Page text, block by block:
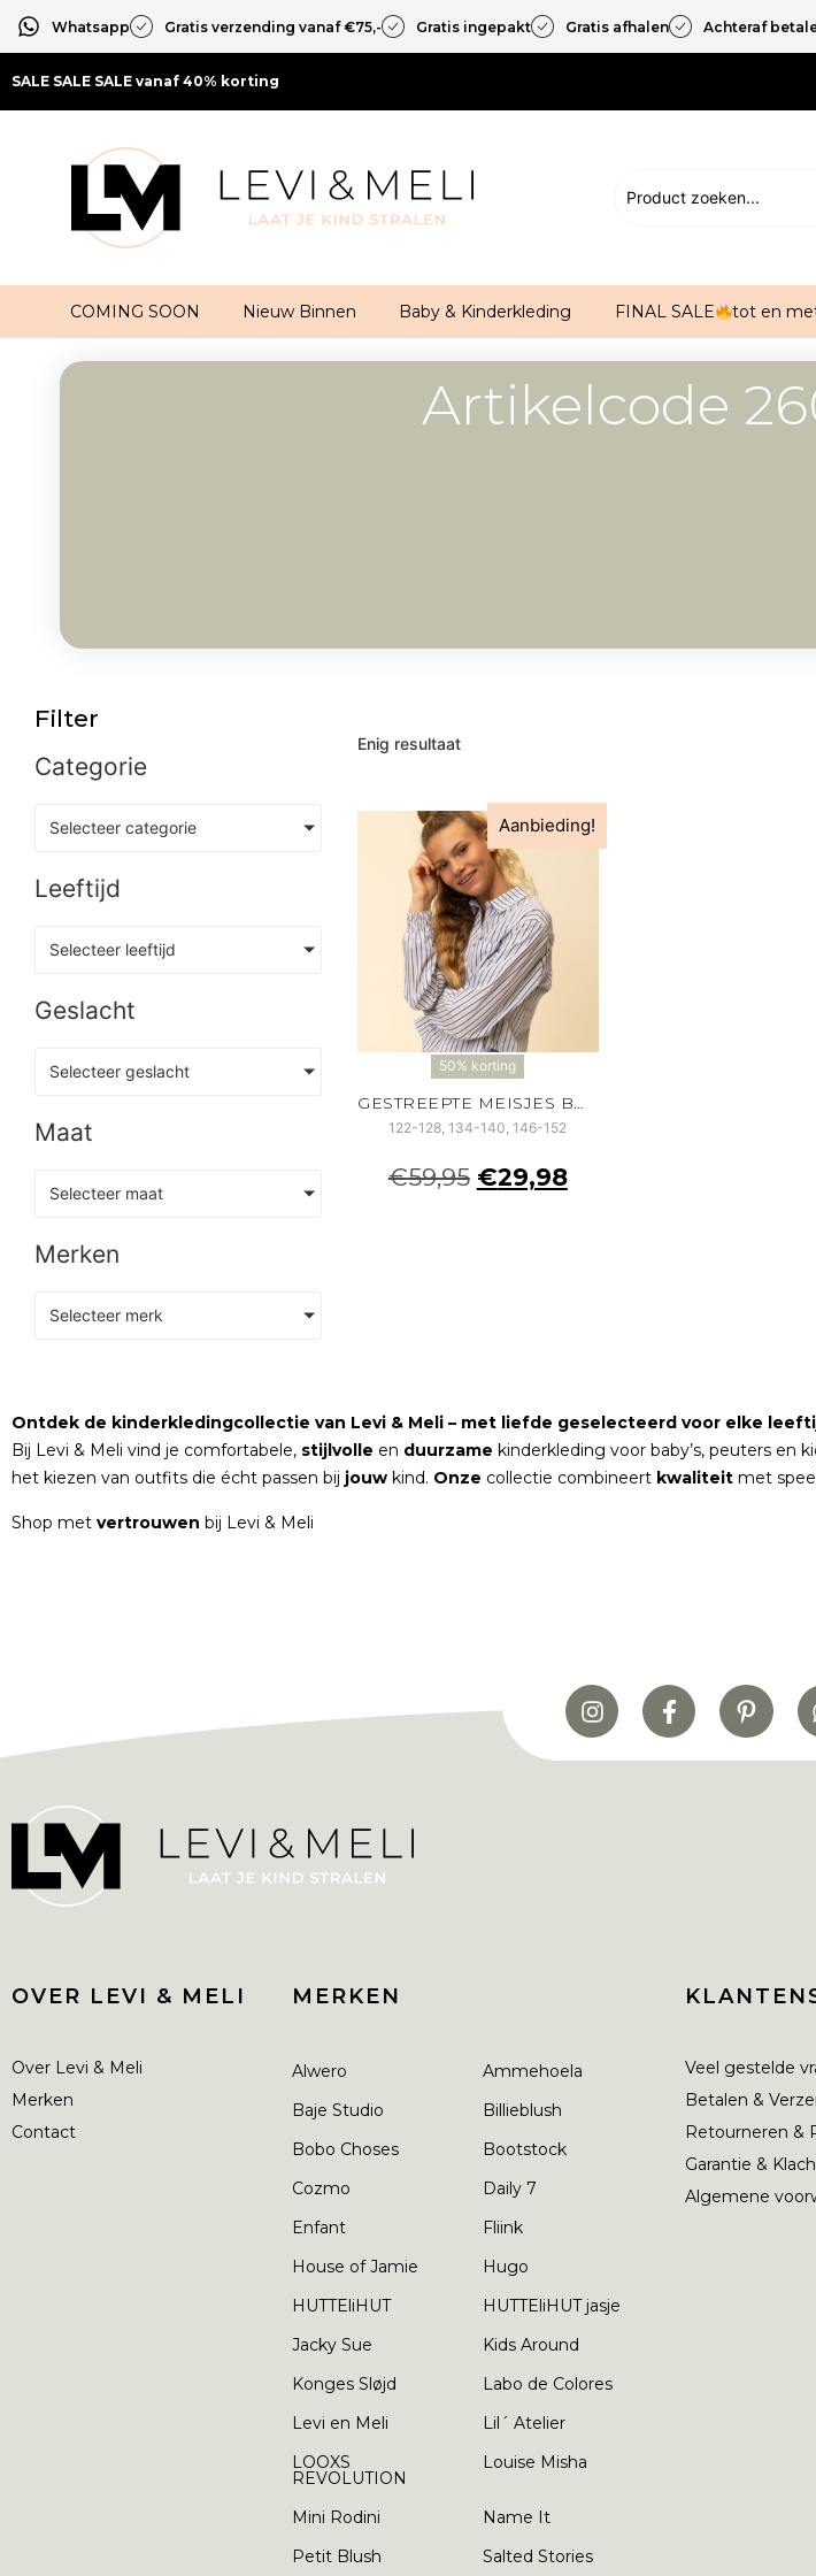
Whatsapp Gratis verzending vanaf €75,- Gratis ingepakt Gratis afhalen Achteraf
SALE SALE SALE vanaf 40% korting
COMING SOON Nieuw Binnen Baby & Kinderkleding FINAL SALE tot en
Artikelcode
Filter
Categorie
Selecteer categorie
Leeftijd
Selecteer leeftijd
Geslacht
Selecteer geslacht
Maat
Selecteer maat
Merken
Selecteer merk
Enig resultaat
Aanbieding!
50% korting
GESTREEPTE MEISJES BLOUSE PREPPY LOOSE FIT
122-128, 134-140, 146-152
€59,95 €29,98
Ontdek de kinderkledingcollectie van Levi & Meli – met liefde geselecteerd voor elke
Bij Levi & Meli vind je comfortabele, stijlvolle en duurzame kinderkleding voor baby’s, peuters en
het kiezen van outfits die écht passen bij jouw kind. Onze collectie combineert kwaliteit met
Shop met vertrouwen bij Levi & Meli
OVER LEVI & MELI
Over Levi & Meli
Merken
Contact
MERKEN
Alwero
Ammehoela
Baje Studio
Billieblush
Bobo Choses
Bootstock
Cozmo
Daily 7
Enfant
Fliink
House of Jamie
Hugo
HUTTEliHUT
HUTTEliHUT jasje
Jacky Sue
Kids Around
Konges Sløjd
Labo de Colores
Levi en Meli
Lil´ Atelier
LOOXS
REVOLUTION
Louise Misha
Mini Rodini
Name It
Petit Blush
Salted Stories
Veel gestelde
Betalen &
Retourneren &
Garantie &
Algemene